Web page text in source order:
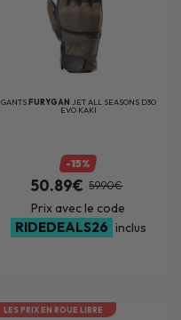
GANTSFURYGAN JET ALL SEASONS D3O
EVO KAKI
-15%
50.89€ 59.90€
Prix avec le code
RIDEDEALS26 inclus
LES PRIX EN ROUE LIBRE